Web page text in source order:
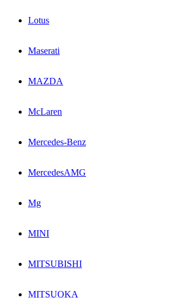
Lotus
Maserati
MAZDA
McLaren
Mercedes-Benz
MercedesAMG
Mg
MINI
MITSUBISHI
MITSUOKA